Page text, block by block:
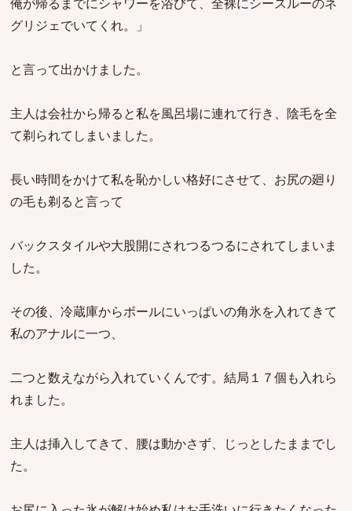
グリジェでいてくれ。」
と言って出かけました。
主人は会社から帰ると私を風呂場に連れて行き、陰毛を全
て剃られてしまいました。
長い時間をかけて私を恥かしい格好にさせて、お尻の廻り
の毛も剃ると言って
バックスタイルや大股開にされつるつるにされてしまいま
した。
その後、冷蔵庫からボールにいっぱいの角氷を入れてきて
私のアナルに一つ、
二つと数えながら入れていくんです。結局１７個も入れら
れました。
主人は挿入してきて、腰は動かさず、じっとしたままでし
た。